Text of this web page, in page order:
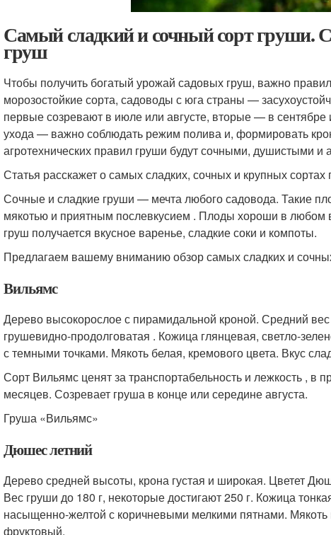
Самый сладкий и сочный сорт груши.
груш
Чтобы получить богатый урожай садовых груш, важно
морозостойкие сорта, садоводы с юга страны —
первые созревают в июле или августе, вторые — в сентябре
ухода — важно соблюдать режим полива и, формировать
агротехнических правил груши будут сочными, душистыми и
Статья расскажет о самых сладких, сочных и крупных
Сочные и сладкие груши — мечта любого садовода. Такие
мякотью и приятным послевкусием . Плоды хороши в любом
груш получается вкусное варенье, сладкие соки и компоты.
Предлагаем вашему вниманию обзор самых сладких и
Вильямс
Дерево высокорослое с пирамидальной кроной. Средний
грушевидно-продолговатая . Кожица глянцевая, светло-
с темными точками. Мякоть белая, кремового цвета. Вкус
Сорт Вильямс ценят за транспортабельность и лежкость ,
месяцев. Созревает груша в конце или середине августа.
Груша «Вильямс»
Дюшес летний
Дерево средней высоты, крона густая и широкая. Цветет
Вес груши до 180 г, некоторые достигают 250 г. Кожица
насыщенно-желтой с коричневыми мелкими пятнами. Мякоть
фруктовый.